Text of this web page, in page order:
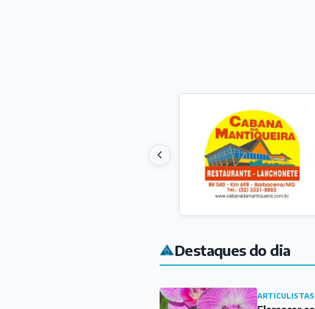
Destaques do dia
ARTICULISTAS
Florescer
Há 1 hora
CIDADE
Barbacena